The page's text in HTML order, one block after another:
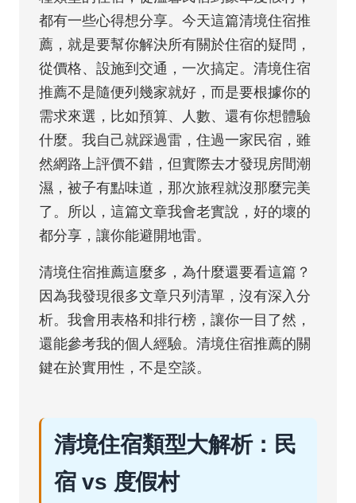
都有一些心得想分享。今天這篇清境住宿推
薦，就是要幫你解決所有關於住宿的疑問，
從價格、設施到交通，一次搞定。清境住宿
推薦不是隨便列幾家就好，而是要根據你的
需求來選，比如預算、人數、還有你想體驗
什麼。我自己就踩過雷，住過一家民宿，雖
然網路上評價不錯，但實際去才發現房間潮
濕，被子有點味道，那次旅程就沒那麼完美
了。所以，這篇文章我會老實說，好的壞的
都分享，讓你能避開地雷。
清境住宿推薦這麼多，為什麼還要看這篇？
因為我發現很多文章只列清單，沒有深入分
析。我會用表格和排行榜，讓你一目了然，
還能參考我的個人經驗。清境住宿推薦的關
鍵在於實用性，不是空談。
清境住宿類型大解析：民
宿 vs 度假村